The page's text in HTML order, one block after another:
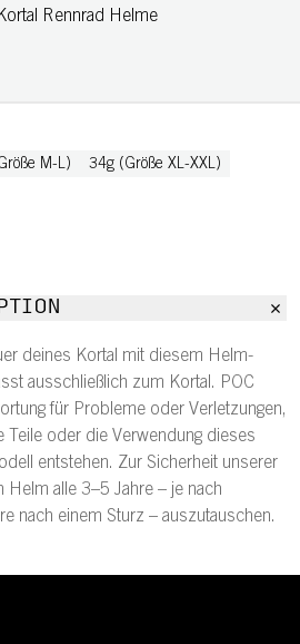
Rennrad Helme
M-L) 34g (Größe XL-XXL)
deines Kortal mit diesem Helm-
ausschließlich zum Kortal. POC
für Probleme oder Verletzungen,
Teile oder die Verwendung dieses
entstehen. Zur Sicherheit unserer
Helm alle 3–5 Jahre – je nach
nach einem Sturz – auszutauschen.